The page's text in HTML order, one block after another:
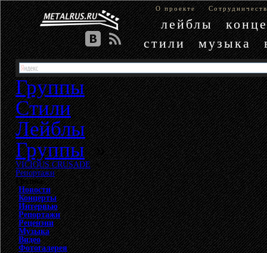
О проекте
лейблы
стили
музыка
Группы
Стили
Лейблы
Группы»
VICIOUS CRUSADE»
Репортажи
Группа
Новости
Концерты
Интервью
Репортажи
Рецензии
Музыка
Видео
Фотогалерея